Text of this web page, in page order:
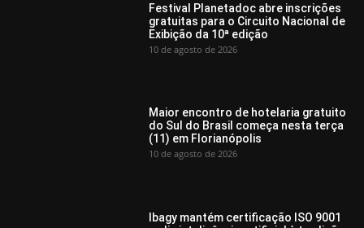
Festival Planetadoc abre inscrições
gratuitas para o Circuito Nacional de
Exibição da 10ª edição
10 de agosto de 2026
Maior encontro de hotelaria gratuito
do Sul do Brasil começa nesta terça
(11) em Florianópolis
10 de agosto de 2026
Ibagy mantém certificação ISO 9001